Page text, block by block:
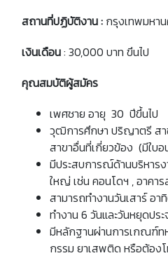
สถานที่ปฏิบัติงาน : กรุงเทพมหา
เงินเดือน: 30,000 บาท ขึนไป
คุณสมบัติผู้สมัคร
เพศชาย อายุ 30 ปีขึ้นไป
วุฒิการศึกษา ปริญาตรี สา
สาขาอื่นที่เกี่ยวข้อง (มีใบ
มีประสบการณ์ด้านบริหาร
ใหญ่ เช่น คอนโดฯ , อาคา
สามารถทำงานวันเสาร์ อ
ทำงาน 6 วันและวันหยุดปร
มีหลักฐานผ่านการเกณฑ์ท
กรรม ยาเสพติด หรือต้อง